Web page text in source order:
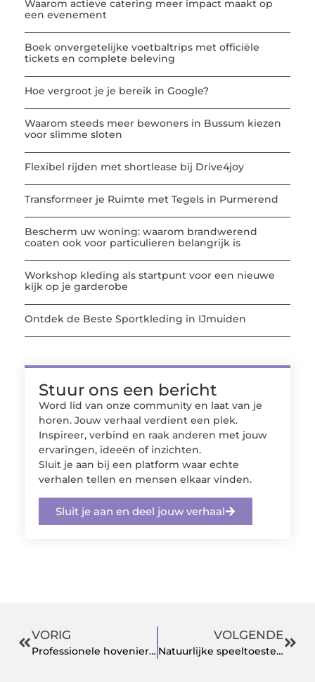
Waarom actieve catering meer impact maakt op
een evenement
Boek onvergetelijke voetbaltrips met officiële
tickets en complete beleving
Hoe vergroot je je bereik in Google?
Waarom steeds meer bewoners in Bussum kiezen
voor slimme sloten
Flexibel rijden met shortlease bij Drive4joy
Transformeer je Ruimte met Tegels in Purmerend
Bescherm uw woning: waarom brandwerend
coaten ook voor particulieren belangrijk is
Workshop kleding als startpunt voor een nieuwe
kijk op je garderobe
Ontdek de Beste Sportkleding in IJmuiden
Stuur ons een bericht
Word lid van onze community en laat van je
horen. Jouw verhaal verdient een plek.
Inspireer, verbind en raak anderen met jouw
ervaringen, ideeën of inzichten.
Sluit je aan bij een platform waar echte
verhalen tellen en mensen elkaar vinden.
Sluit je aan en deel jouw verhaal
VORIG
Professionele hovenier in Amersfoort gezocht?
VOLGENDE
Natuurlijke speeltoestellen: wat houdt dat in?